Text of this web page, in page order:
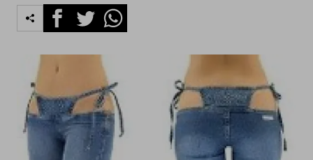
FacebookTwitterWhatsapp